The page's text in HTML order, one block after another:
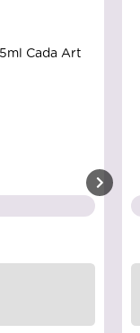
Cada Art